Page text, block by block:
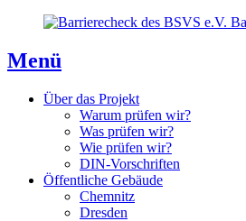
Inhaltsverzeichnis
Kontaktseite
Inhalt
Menü
Über das Projekt
Warum prüfen wir?
Was prüfen wir?
Wie prüfen wir?
DIN-Vorschriften
Öffentliche Gebäude
Chemnitz
Dresden